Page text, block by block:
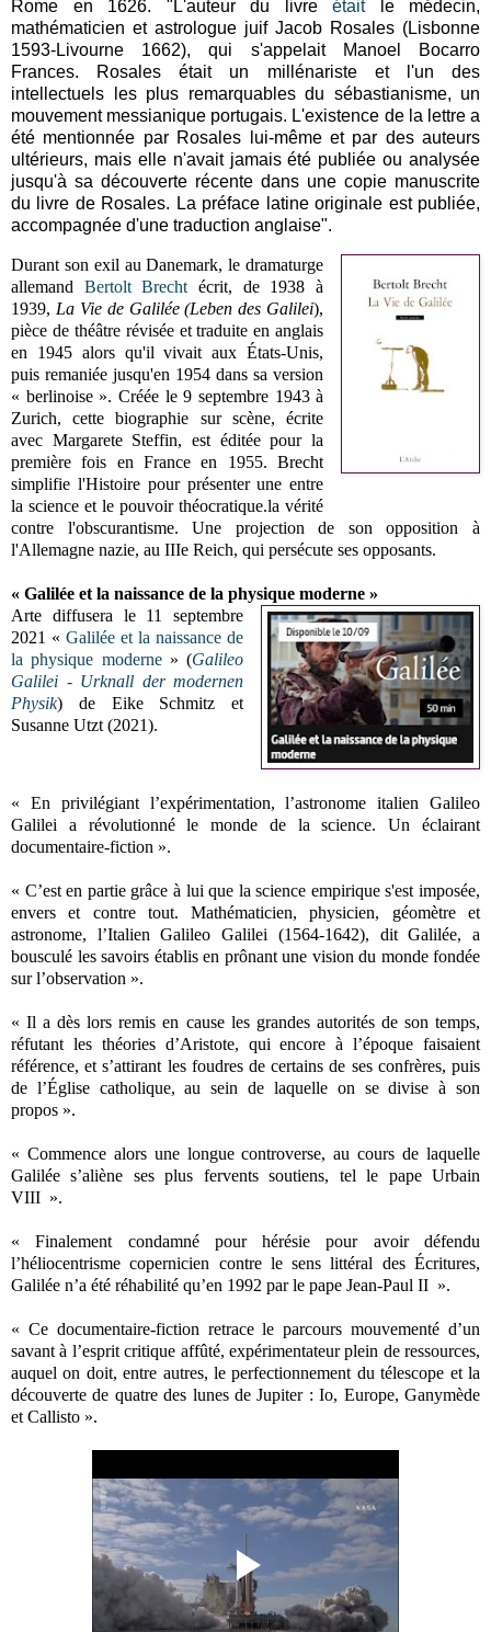
Rome en 1626. "L'auteur du livre étaitle médecin,
mathématicien et astrologue juif Jacob Rosales (Lisbonne
1593-Livourne 1662), qui s'appelait Manoel Bocarro
Frances. Rosales était un millénariste et l'un des
intellectuels les plus remarquables du sébastianisme, un
mouvement messianique portugais. L'existence de la lettre a
été mentionnée par Rosales lui-même et par des auteurs
ultérieurs, mais elle n'avait jamais été publiée ou analysée
jusqu'à sa découverte récente dans une copie manuscrite
du livre de Rosales. La préface latine originale est publiée,
accompagnée d'une traduction anglaise".
Durant son exil au Danemark, le dramaturge
allemand Bertolt Brecht écrit, de 1938 à
1939, La Vie de Galilée (Leben des Galilei),
pièce de théâtre révisée et traduite en anglais
en 1945 alors qu'il vivait aux États-Unis,
puis remaniée jusqu'en 1954 dans sa version
« berlinoise ». Créée le 9 septembre 1943 à
Zurich, cette biographie sur scène, écrite
avec Margarete Steffin, est éditée pour la
première fois en France en 1955. Brecht
simplifie l'Histoire pour présenter uneentre
la science et le pouvoir théocratique.la vérité
contre l'obscurantisme. Une projection de son opposition à
l'Allemagne nazie, au IIIe Reich, qui persécute ses opposants.
« Galilée et la naissance de la physique moderne »
Arte diffusera le 11 septembre
2021 «Galilée et la naissance de
la physique moderne» (Galileo
Galilei - Urknall der modernen
Physik) de Eike Schmitz et
Susanne Utzt (2021).
« En privilégiant l’expérimentation, l’astronome italien Galileo
Galilei a révolutionné le monde de la science. Un éclairant
documentaire-fiction ».
« C’est en partie grâce à lui que la science empirique s'est imposée,
envers et contre tout. Mathématicien, physicien, géomètre et
astronome, l’Italien Galileo Galilei (1564-1642), dit Galilée, a
bousculé les savoirs établis en prônant une vision du monde fondée
sur l’observation ».
«Il a dès lors remis en cause les grandes autorités de son temps,
réfutant les théories d’Aristote, qui encore à l’époque faisaient
référence, et s’attirant les foudres de certains de ses confrères, puis
de l’Église catholique, au sein de laquelle on se divise à son
propos ».
« Commence alors une longue controverse, au cours de laquelle
Galilée s’aliène ses plus fervents soutiens, tel le pape Urbain
VIII ».
«Finalement condamné pour hérésie pour avoir défendu
l’héliocentrisme copernicien contre le sens littéral des Écritures,
Galilée n’a été réhabilité qu’en 1992 par le pape Jean-Paul II ».
« Ce documentaire-fiction retrace le parcours mouvementé d’un
savant à l’esprit critique affûté, expérimentateur plein de ressources,
auquel on doit, entre autres, le perfectionnement du télescope et la
découverte de quatre des lunes de Jupiter : Io, Europe, Ganymède
et Callisto ».